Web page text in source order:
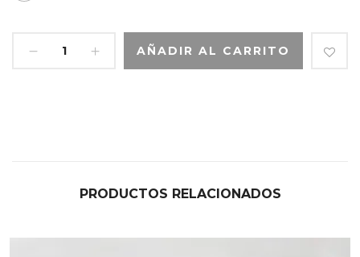
AÑADIR AL CARRITO
PRODUCTOS RELACIONADOS